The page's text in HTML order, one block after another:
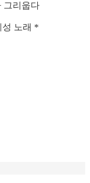
그리웁다
성 노래 *